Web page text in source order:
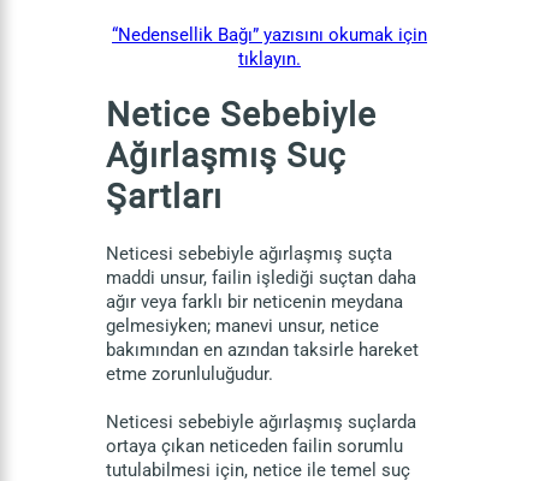
“Nedensellik Bağı” yazısını okumak için
tıklayın.
Netice Sebebiyle
Ağırlaşmış Suç
Şartları
Neticesi sebebiyle ağırlaşmış suçta
maddi unsur, failin işlediği suçtan daha
ağır veya farklı bir neticenin meydana
gelmesiyken; manevi unsur, netice
bakımından en azından taksirle hareket
etme zorunluluğudur.
Neticesi sebebiyle ağırlaşmış suçlarda
ortaya çıkan neticeden failin sorumlu
tutulabilmesi için, netice ile temel suç